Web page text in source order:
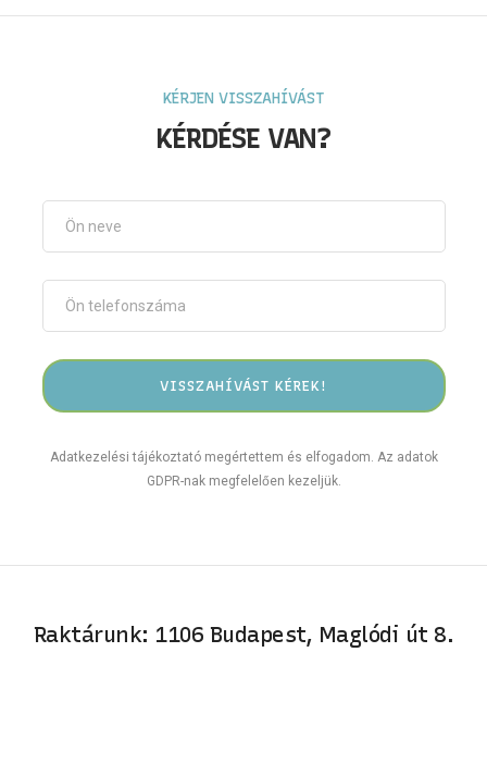
KÉRJEN VISSZAHÍVÁST
KÉRDÉSE VAN?
Adatkezelési tájékoztató megértettem és elfogadom. Az adatok
GDPR-nak megfelelően kezeljük.
Raktárunk: 1106 Budapest, Maglódi út 8.